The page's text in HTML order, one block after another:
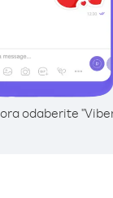
odaberite